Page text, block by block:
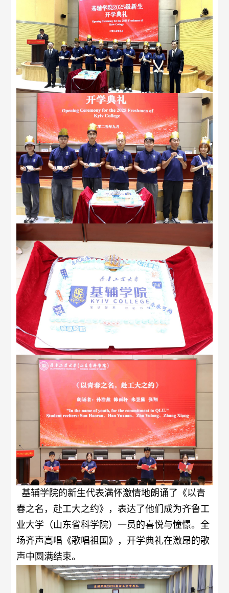
基辅学院的新生代表满怀激情地朗诵了《以青
春之名，赴工大之约》，表达了他们成为齐鲁工
业大学（山东省科学院）一员的喜悦与憧憬。全
场齐声高唱《歌唱祖国》，开学典礼在激昂的歌
声中圆满结束。